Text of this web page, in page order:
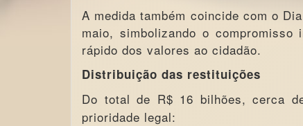
A medida também coincide com o
maio, simbolizando o
rápido dos valores ao cidadão.
Distribuição das restituições
Do total de R$ 16 bilhões, cerca
prioridade legal: